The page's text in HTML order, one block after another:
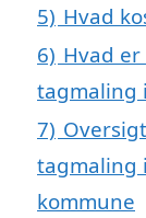
5) Hvad
6) Hvad
tagmaling
7)
tagmaling
kommune